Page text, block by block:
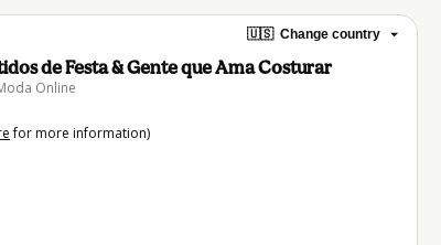
🇺🇸 Change country
de Festa & Gente que Ama Costurar
Online
for more information)